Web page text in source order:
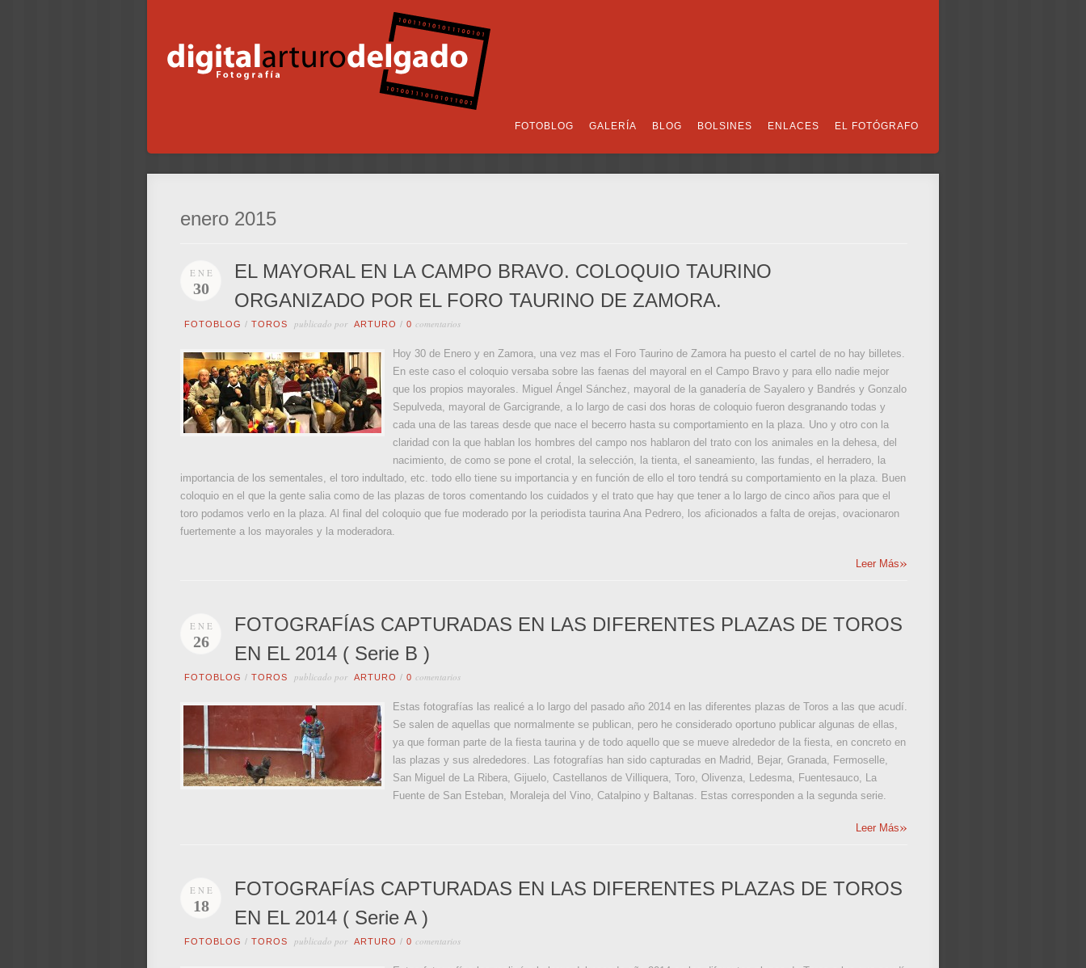
FOTOBLOG GALERÍA BLOG BOLSINES ENLACES EL FOTÓGRAFO
enero 2015
ENE
30
EL MAYORAL EN LA CAMPO BRAVO. COLOQUIO TAURINO
ORGANIZADO POR EL FORO TAURINO DE ZAMORA.
FOTOBLOG / TOROS publicado por ARTURO / 0 comentarios
Hoy 30 de Enero y en Zamora, una vez mas el Foro Taurino de Zamora ha puesto el cartel de no hay billetes.
En este caso el coloquio versaba sobre las faenas del mayoral en el Campo Bravo y para ello nadie mejor
que los propios mayorales. Miguel Ángel Sánchez, mayoral de la ganadería de Sayalero y Bandrés y Gonzalo
Sepulveda, mayoral de Garcigrande, a lo largo de casi dos horas de coloquio fueron desgranando todas y
cada una de las tareas desde que nace el becerro hasta su comportamiento en la plaza. Uno y otro con la
claridad con la que hablan los hombres del campo nos hablaron del trato con los animales en la dehesa, del
nacimiento, de como se pone el crotal, la selección, la tienta, el saneamiento, las fundas, el herradero, la
importancia de los sementales, el toro indultado, etc. todo ello tiene su importancia y en función de ello el toro tendrá su comportamiento en la plaza. Buen
coloquio en el que la gente salia como de las plazas de toros comentando los cuidados y el trato que hay que tener a lo largo de cinco años para que el
toro podamos verlo en la plaza. Al final del coloquio que fue moderado por la periodista taurina Ana Pedrero, los aficionados a falta de orejas, ovacionaron
fuertemente a los mayorales y la moderadora.
Leer Más»
ENE
26
FOTOGRAFÍAS CAPTURADAS EN LAS DIFERENTES PLAZAS DE TOROS
EN EL 2014 ( Serie B )
FOTOBLOG / TOROS publicado por ARTURO / 0 comentarios
Estas fotografías las realicé a lo largo del pasado año 2014 en las diferentes plazas de Toros a las que acudí.
Se salen de aquellas que normalmente se publican, pero he considerado oportuno publicar algunas de ellas,
ya que forman parte de la fiesta taurina y de todo aquello que se mueve alrededor de la fiesta, en concreto en
las plazas y sus alrededores. Las fotografías han sido capturadas en Madrid, Bejar, Granada, Fermoselle,
San Miguel de La Ribera, Gijuelo, Castellanos de Villiquera, Toro, Olivenza, Ledesma, Fuentesauco, La
Fuente de San Esteban, Moraleja del Vino, Catalpino y Baltanas. Estas corresponden a la segunda serie.
Leer Más»
ENE
18
FOTOGRAFÍAS CAPTURADAS EN LAS DIFERENTES PLAZAS DE TOROS
EN EL 2014 ( Serie A )
FOTOBLOG / TOROS publicado por ARTURO / 0 comentarios